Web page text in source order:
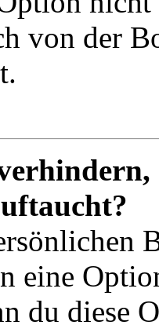
von der
eine
du diese